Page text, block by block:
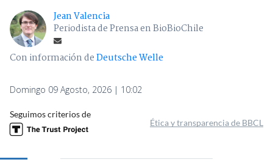
Jean Valencia
Periodista de Prensa en BioBioChile
Con información deDeutsche Welle
Domingo 09 Agosto, 2026 | 10:02
Seguimos criterios de
Ética y transparencia de BBCL